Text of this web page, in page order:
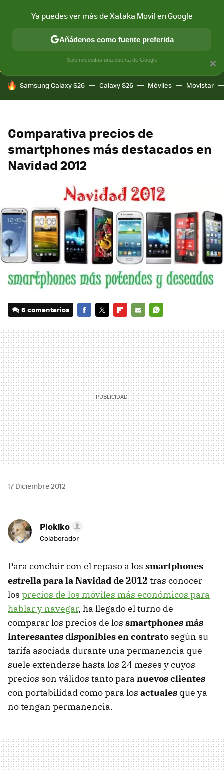
CONECTIVIDAD MÓVIL Y SOCIEDAD APLICACIONES
HOY SE HABLA DE
Samsung Galaxy S26 Galaxy S26 Móviles Movistar
Comparativa precios de
smartphones más destacados en
Navidad 2012
6 comentarios
MAIL
17 Diciembre 2012
Plokiko
Colaborador
Para concluir con el repaso a los smartphones
estrella para la Navidad de 2012 tras conocer
los precios de los móviles más económicos para
hablar y navegar, ha llegado el turno de
comparar los precios de los smartphones más
interesantes disponibles en contrato según su
tarifa asociada durante una permanencia que
suele extenderse hasta los 24 meses y cuyos
precios son válidos tanto para nuevos clientes
con portabilidad como para los actuales que ya
no tengan permanencia.
×
Ya puedes ver más de Xataka Movil en Google
Añádenos como fuente preferida
Solo necesitas una cuenta de Google